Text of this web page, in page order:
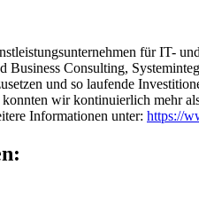
für IT-
Business Consulting,
und so laufende
konnten wir kontinuierlich mehr
Informationen unter: https://